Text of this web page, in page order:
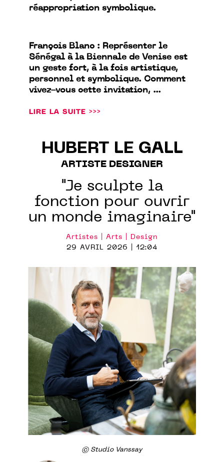
réappropriation symbolique.
François Blanc : Représenter le
Sénégal à la Biennale de Venise est
un geste fort, à la fois artistique,
personnel et symbolique. Comment
vivez-vous cette invitation, ...
LIRE LA SUITE >>>
HUBERT LE GALL
ARTISTE DESIGNER
"Je sculpte la
fonction pour ouvrir
un monde imaginaire"
Artistes | Arts | Design
29 AVRIL 2026 | 12:04
© Studio Vanssay